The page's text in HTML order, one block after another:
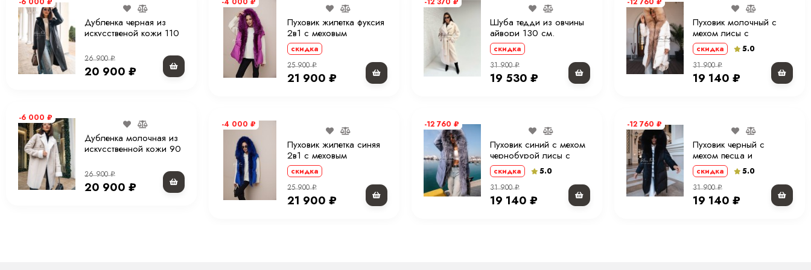
Дубленка черная из
искусственой кожи 110
26 900₽
20 900₽
-6 000 ₽
Дубленка молочная из
искусственной кожи 90
26 900₽
20 900₽
Пуховик жилетка фуксия
2в1 с меховым
капюшоном 70 см.
скидка
25 900₽
21 900₽
-4 000 ₽
Пуховик жилетка синяя
2в1 с меховым
капюшоном 70 см.
скидка
25 900₽
21 900₽
Шуба тедди из овчины
айвори 130 см.
скидка
31 900₽
19 530₽
-12 760 ₽
Пуховик синий с мехом
чернобурой лисы с
капюшоном 90 см.
скидка
5.0
31 900₽
19 140₽
Пуховик молочный с
мехом лисы с
капюшоном 90 см. ХМ
скидка
5.0
31 900₽
19 140₽
-12 760 ₽
Пуховик черный с
мехом песца и
капюшоном 90 см.
скидка
5.0
31 900₽
19 140₽